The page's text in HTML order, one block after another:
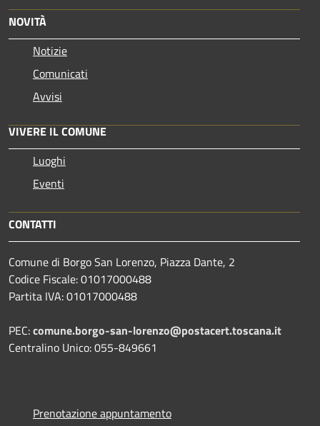
NOVITÀ
Notizie
Comunicati
Avvisi
VIVERE IL COMUNE
Luoghi
Eventi
CONTATTI
Comune di Borgo San Lorenzo, Piazza Dante, 2
Codice Fiscale: 01017000488
Partita IVA: 01017000488
PEC:comune.borgo-san-lorenzo@postacert.toscana.it
Centralino Unico: 055-849661
Prenotazione appuntamento